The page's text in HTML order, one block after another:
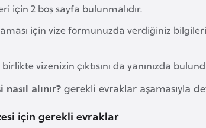
için 2 boş sayfa bulunmalıdır.
için vize formunuzda verdiğiniz
vizenizin çıktısını da yanınızda
alınır?gerekli evraklar aşamasıyla
için gerekli evraklar